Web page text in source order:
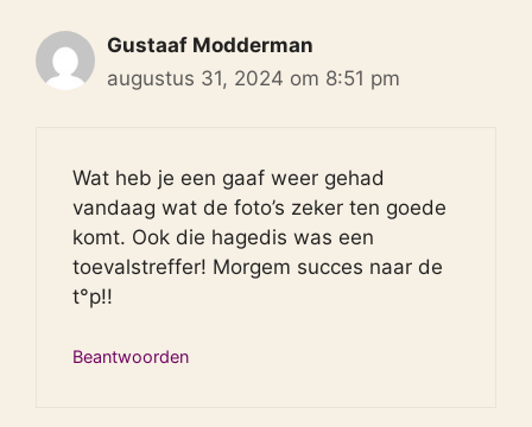
Gustaaf Modderman
augustus 31, 2024 om 8:51 pm
Wat heb je een gaaf weer gehad
vandaag wat de foto’s zeker ten goede
komt. Ook die hagedis was een
toevalstreffer! Morgem succes naar de
t°p!!
Beantwoorden